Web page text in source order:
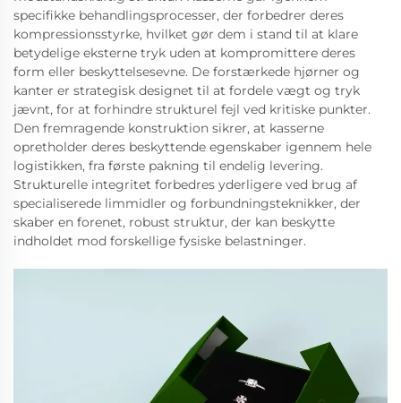
specifikke behandlingsprocesser, der forbedrer deres
kompressionsstyrke, hvilket gør dem i stand til at klare
betydelige eksterne tryk uden at kompromittere deres
form eller beskyttelsesevne. De forstærkede hjørner og
kanter er strategisk designet til at fordele vægt og tryk
jævnt, for at forhindre strukturel fejl ved kritiske punkter.
Den fremragende konstruktion sikrer, at kasserne
opretholder deres beskyttende egenskaber igennem hele
logistikken, fra første pakning til endelig levering.
Strukturelle integritet forbedres yderligere ved brug af
specialiserede limmidler og forbundningsteknikker, der
skaber en forenet, robust struktur, der kan beskytte
indholdet mod forskellige fysiske belastninger.